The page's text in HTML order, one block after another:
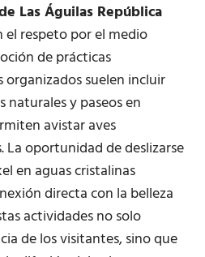
Las Águilas República
el respeto por el medio
de prácticas
organizados suelen incluir
naturales y paseos en
avistar aves
La oportunidad de deslizarse
en aguas cristalinas
directa con la belleza
actividades no solo
de los visitantes, sino que